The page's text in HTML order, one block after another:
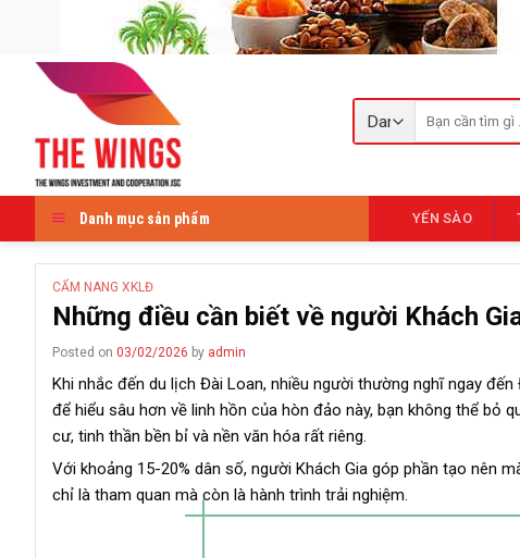
content
Tìm
kiếm:
Danh mục sản phẩm YẾN SÀO
CẨM NANG XKLĐ
Những điều cần biết về người Khách
Posted on 03/02/2026 by admin
Khi nhắc đến du lịch Đài Loan, nhiều người thường nghĩ ngay
để hiểu sâu hơn về linh hồn của hòn đảo này, bạn không thể
cư, tinh thần bền bỉ và nền văn hóa rất riêng.
Với khoảng 15-20% dân số, người Khách Gia góp phần tạo nên
chỉ là tham quan mà còn là hành trình trải nghiệm.